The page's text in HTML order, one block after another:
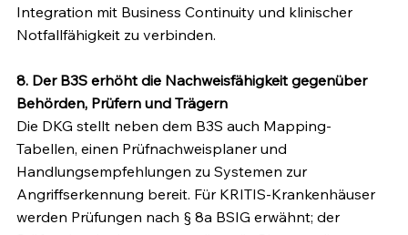
Integration mit Business Continuity und klinischer
Notfallfähigkeit zu verbinden.
8. Der B3S erhöht die Nachweisfähigkeit gegenüber
Behörden, Prüfern und Trägern
Die DKG stellt neben dem B3S auch Mapping-
Tabellen, einen Prüfnachweisplaner und
Handlungsempfehlungen zu Systemen zur
Angriffserkennung bereit. Für KRITIS-Krankenhäuser
werden Prüfungen nach § 8a BSIG erwähnt; der